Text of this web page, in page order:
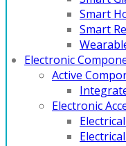
Smart
Smart
Electronic
Active
Electronic